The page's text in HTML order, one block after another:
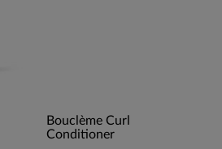
Bouclème Curl
Conditioner